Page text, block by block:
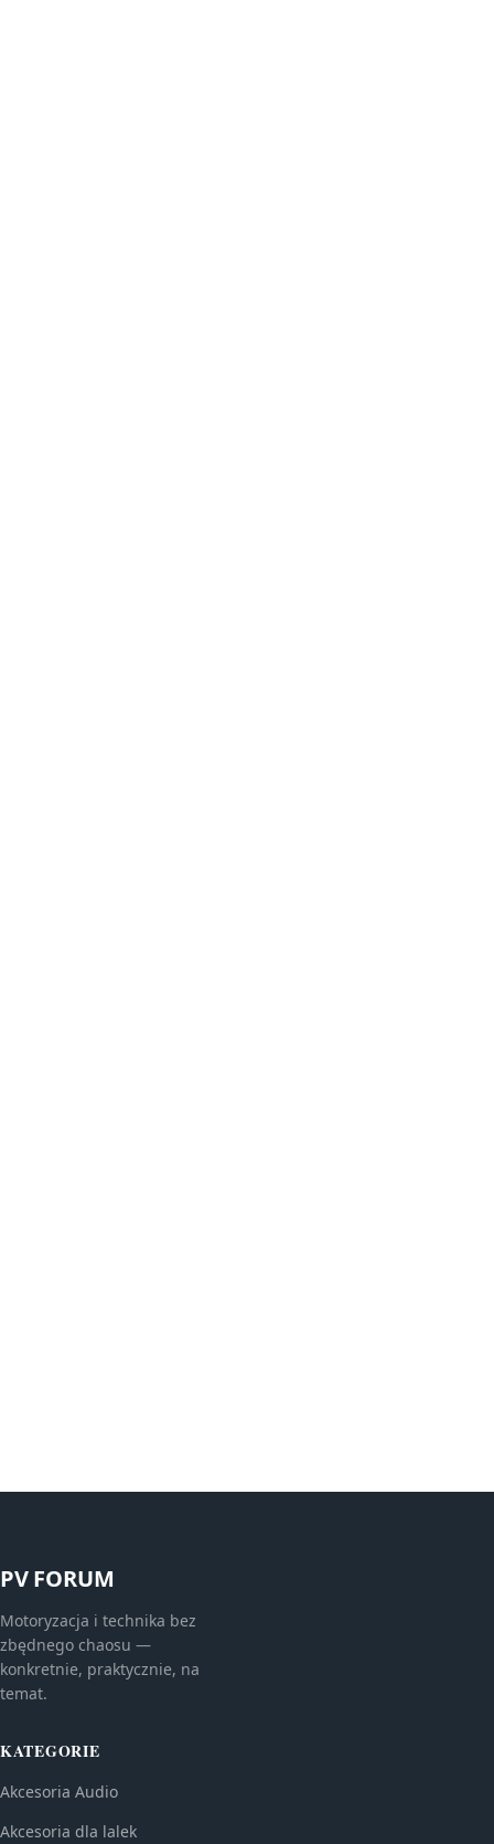
PV FORUM
Motoryzacja i technika bez
zbędnego chaosu —
konkretnie, praktycznie, na
temat.
KATEGORIE
Akcesoria Audio
Akcesoria dla lalek